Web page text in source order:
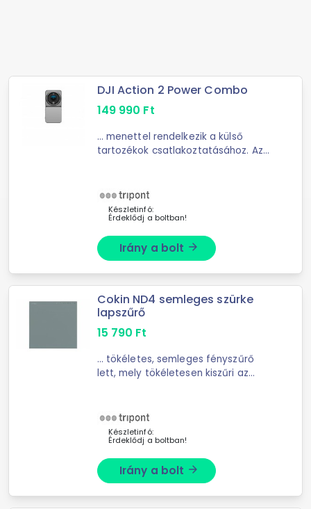
DJI Action 2 Power Combo
149 990 Ft
... menettel rendelkezik a külső
tartozékok csatlakoztatásához. Az
kameraegység és vízhatlan tokja
Készletinfó:
Érdeklődj a boltban!
Irány a bolt arrow_forward
Cokin ND4 semleges szürke
lapszűrő
15 790 Ft
... tökéletes, semleges fényszűrő
lett, mely tökéletesen kiszűri az
62-112mm közötti szűrőmenetű
Készletinfó:
Érdeklődj a boltban!
Irány a bolt arrow_forward